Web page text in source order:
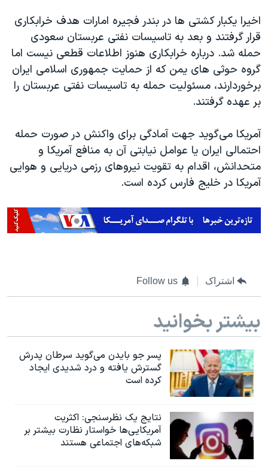
اخیرا یکبار کشتی ها در بندر فجیره امارات هدف خرابکاری
قرار گرفتند و بعد به تاسیسات نفتی عربستان سعودی
حمله شد. درباره خرابکاری هنوز اطلاعات قطعی نیست اما
گروه حوثی های یمن که از حمایت جمهوری اسلامی ایران
برخوردارند، مسئولیت حمله به تاسیسات نفتی عربستان را
بر عهده گرفتند.
آمریکا می‌گوید جهت آمادگی برای واکنش در صورت حمله
احتمالی ایران یا عوامل نیابتی آن به منافع آمریکا و
متحدانش، اقدام به تقویت نیروهای رزمی دریایی و هوایی
آمریکا در خلیج فارس کرده است.​
اشتراک Follow us
بیشتر بخوانید
پسر جو بایدن می‌گوید سرطان پدرش
گسترش یافته و درد شدیدی ایجاد
کرده است
نتایج یک نظرسنجی: اکثریت
آمریکایی‌ها خواستار نظارت بیشتر بر
شبکه‌های اجتماعی هستند